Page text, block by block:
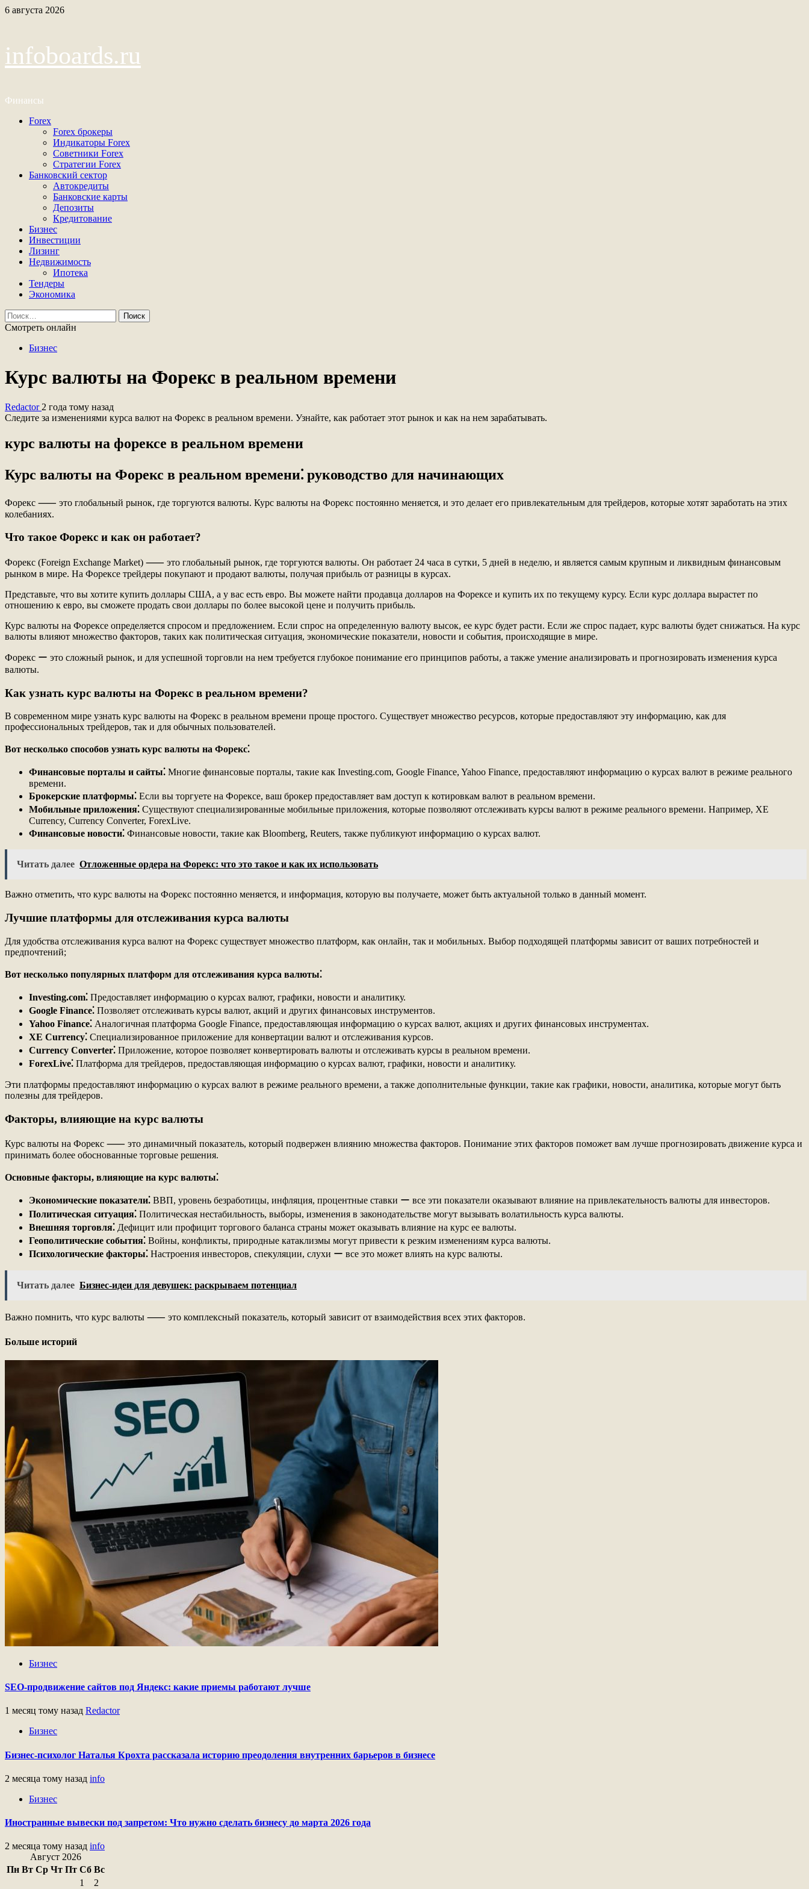
Перейти
6 августа 2026
infoboards.ru
Финансы
Основное
Forex
Forex брокеры
Индикаторы Forex
Советники Forex
Стратегии Forex
Банковский сектор
Автокредиты
Банковские карты
Депозиты
Кредитование
Бизнес
Инвестиции
Лизинг
Недвижимость
Ипотека
Тендеры
Экономика
Найти:
Смотреть онлайн
Бизнес
Курс валюты на Форекс в реальном времени
Redactor 2 года тому назад
Следите за изменениями курса валют на Форекс в реальном времени. Узнайте, как работает этот рынок и как на нем зарабатывать.
курс валюты на форексе в реальном времени
Курс валюты на Форекс в реальном времени⁚ руководство для начинающих
Форекс ⸺ это глобальный рынок, где торгуются валюты. Курс валюты на Форекс постоянно меняется, и это делает его привлекательным для трейдеров, которые хотят заработать на этих
колебаниях.
Что такое Форекс и как он работает?
Форекс (Foreign Exchange Market) ⸺ это глобальный рынок, где торгуются валюты. Он работает 24 часа в сутки, 5 дней в неделю, и является самым крупным и ликвидным финансовым
рынком в мире. На Форексе трейдеры покупают и продают валюты, получая прибыль от разницы в курсах.
Представьте, что вы хотите купить доллары США, а у вас есть евро. Вы можете найти продавца долларов на Форексе и купить их по текущему курсу. Если курс доллара вырастет по
отношению к евро, вы сможете продать свои доллары по более высокой цене и получить прибыль.
Курс валюты на Форексе определяется спросом и предложением. Если спрос на определенную валюту высок, ее курс будет расти. Если же спрос падает, курс валюты будет снижаться. На курс
валюты влияют множество факторов, таких как политическая ситуация, экономические показатели, новости и события, происходящие в мире.
Форекс ー это сложный рынок, и для успешной торговли на нем требуется глубокое понимание его принципов работы, а также умение анализировать и прогнозировать изменения курса
валюты.
Как узнать курс валюты на Форекс в реальном времени?
В современном мире узнать курс валюты на Форекс в реальном времени проще простого. Существует множество ресурсов, которые предоставляют эту информацию, как для
профессиональных трейдеров, так и для обычных пользователей.
Вот несколько способов узнать курс валюты на Форекс⁚
Финансовые порталы и сайты⁚ Многие финансовые порталы, такие как Investing.com, Google Finance, Yahoo Finance, предоставляют информацию о курсах валют в режиме реального
времени.
Брокерские платформы⁚ Если вы торгуете на Форексе, ваш брокер предоставляет вам доступ к котировкам валют в реальном времени.
Мобильные приложения⁚ Существуют специализированные мобильные приложения, которые позволяют отслеживать курсы валют в режиме реального времени. Например, XE
Currency, Currency Converter, ForexLive.
Финансовые новости⁚ Финансовые новости, такие как Bloomberg, Reuters, также публикуют информацию о курсах валют.
Читать далее Отложенные ордера на Форекс: что это такое и как их использовать
Важно отметить, что курс валюты на Форекс постоянно меняется, и информация, которую вы получаете, может быть актуальной только в данный момент.
Лучшие платформы для отслеживания курса валюты
Для удобства отслеживания курса валют на Форекс существует множество платформ, как онлайн, так и мобильных. Выбор подходящей платформы зависит от ваших потребностей и
предпочтений;
Вот несколько популярных платформ для отслеживания курса валюты⁚
Investing.com⁚ Предоставляет информацию о курсах валют, графики, новости и аналитику.
Google Finance⁚ Позволяет отслеживать курсы валют, акций и других финансовых инструментов.
Yahoo Finance⁚ Аналогичная платформа Google Finance, предоставляющая информацию о курсах валют, акциях и других финансовых инструментах.
XE Currency⁚ Специализированное приложение для конвертации валют и отслеживания курсов.
Currency Converter⁚ Приложение, которое позволяет конвертировать валюты и отслеживать курсы в реальном времени.
ForexLive⁚ Платформа для трейдеров, предоставляющая информацию о курсах валют, графики, новости и аналитику.
Эти платформы предоставляют информацию о курсах валют в режиме реального времени, а также дополнительные функции, такие как графики, новости, аналитика, которые могут быть
полезны для трейдеров.
Факторы, влияющие на курс валюты
Курс валюты на Форекс ⸺ это динамичный показатель, который подвержен влиянию множества факторов. Понимание этих факторов поможет вам лучше прогнозировать движение курса и
принимать более обоснованные торговые решения.
Основные факторы, влияющие на курс валюты⁚
Экономические показатели⁚ ВВП, уровень безработицы, инфляция, процентные ставки ー все эти показатели оказывают влияние на привлекательность валюты для инвесторов.
Политическая ситуация⁚ Политическая нестабильность, выборы, изменения в законодательстве могут вызывать волатильность курса валюты.
Внешняя торговля⁚ Дефицит или профицит торгового баланса страны может оказывать влияние на курс ее валюты.
Геополитические события⁚ Войны, конфликты, природные катаклизмы могут привести к резким изменениям курса валюты.
Психологические факторы⁚ Настроения инвесторов, спекуляции, слухи ー все это может влиять на курс валюты.
Читать далее Бизнес-идеи для девушек: раскрываем потенциал
Важно помнить, что курс валюты ⸺ это комплексный показатель, который зависит от взаимодействия всех этих факторов.
Больше историй
Бизнес
SEO-продвижение сайтов под Яндекс: какие приемы работают лучше
1 месяц тому назад Redactor
Бизнес
Бизнес-психолог Наталья Крохта рассказала историю преодоления внутренних барьеров в бизнесе
2 месяца тому назад info
Бизнес
Иностранные вывески под запретом: Что нужно сделать бизнесу до марта 2026 года
2 месяца тому назад info
Август 2026
Пн Вт Ср Чт Пт Сб Вс
1
2